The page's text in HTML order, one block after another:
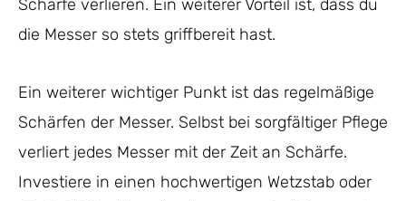
Schärfe verlieren. Ein weiterer Vorteil ist, dass du
die Messer so stets griffbereit hast.
Ein weiterer wichtiger Punkt ist das regelmäßige
Schärfen der Messer. Selbst bei sorgfältiger Pflege
verliert jedes Messer mit der Zeit an Schärfe.
Investiere in einen hochwertigen Wetzstab oder